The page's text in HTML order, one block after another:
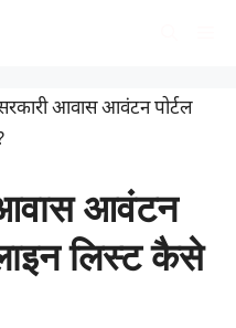
सरकारी आवास आवंटन पोर्टल
आवास आवंटन
लिस्ट कैसे